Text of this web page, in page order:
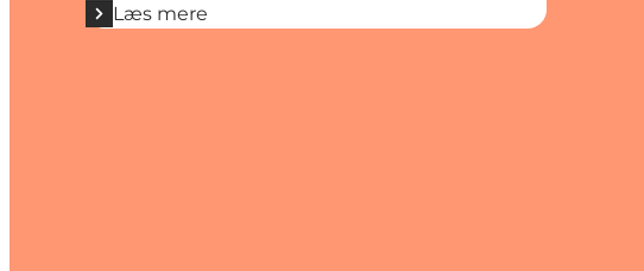
Læs mere